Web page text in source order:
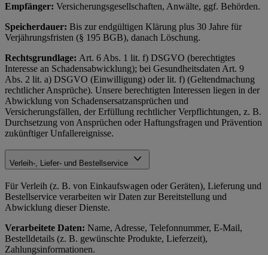
Empfänger: Versicherungsgesellschaften, Anwälte, ggf. Behörden.
Speicherdauer: Bis zur endgültigen Klärung plus 30 Jahre für
Verjährungsfristen (§ 195 BGB), danach Löschung.
Rechtsgrundlage: Art. 6 Abs. 1 lit. f) DSGVO (berechtigtes
Interesse an Schadensabwicklung); bei Gesundheitsdaten Art. 9
Abs. 2 lit. a) DSGVO (Einwilligung) oder lit. f) (Geltendmachung
rechtlicher Ansprüche). Unsere berechtigten Interessen liegen in der
Abwicklung von Schadensersatzansprüchen und
Versicherungsfällen, der Erfüllung rechtlicher Verpflichtungen, z. B.
Durchsetzung von Ansprüchen oder Haftungsfragen und Prävention
zukünftiger Unfallereignisse.
Verleih-, Liefer- und Bestellservice
Für Verleih (z. B. von Einkaufswagen oder Geräten), Lieferung und
Bestellservice verarbeiten wir Daten zur Bereitstellung und
Abwicklung dieser Dienste.
Verarbeitete Daten: Name, Adresse, Telefonnummer, E-Mail,
Bestelldetails (z. B. gewünschte Produkte, Lieferzeit),
Zahlungsinformationen.